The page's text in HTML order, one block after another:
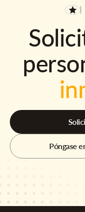
Póngase